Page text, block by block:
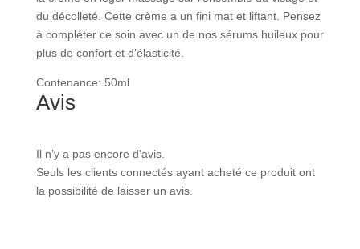
du décolleté. Cette crème a un fini mat et liftant. Pensez
à compléter ce soin avec un de nos sérums huileux pour
plus de confort et d’élasticité.
Contenance: 50ml
Avis
Il n’y a pas encore d’avis.
Seuls les clients connectés ayant acheté ce produit ont
la possibilité de laisser un avis.